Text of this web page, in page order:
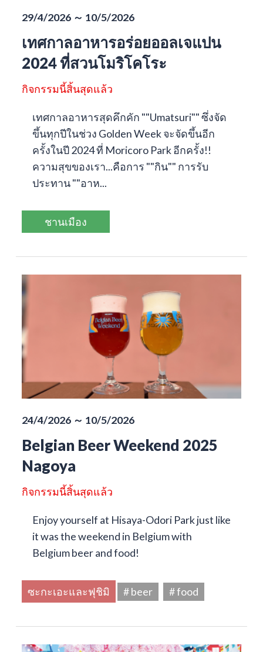
29/4/2026 ～ 10/5/2026
เทศกาลอาหารอร่อยออลเจแปน
2024 ที่สวนโมริโคโระ
กิจกรรมนี้สิ้นสุดแล้ว
เทศกาลอาหารสุดคึกคัก ""Umatsuri"" ซึ่งจัด
ขึ้นทุกปีในช่วง Golden Week จะจัดขึ้นอีก
ครั้งในปี 2024 ที่ Moricoro Park อีกครั้ง!!
ความสุขของเรา...คือการ ""กิน"" การรับ
ประทาน ""อาห...
ชานเมือง
24/4/2026 ～ 10/5/2026
Belgian Beer Weekend 2025
Nagoya
กิจกรรมนี้สิ้นสุดแล้ว
Enjoy yourself at Hisaya-Odori Park just like
it was the weekend in Belgium with
Belgium beer and food!
ซะกะเอะและฟุชิมิ # beer # food